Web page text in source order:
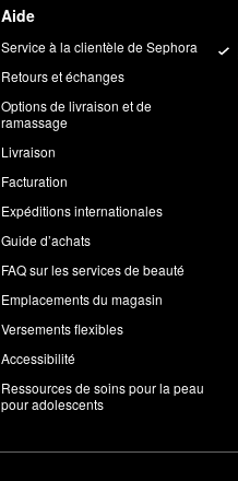
Aide
Service à la clientèle de Sephora
Retours et échanges
Options de livraison et de
ramassage
Livraison
Facturation
Expéditions internationales
Guide d’achats
FAQ sur les services de beauté
Emplacements du magasin
Versements flexibles
Accessibilité
Ressources de soins pour la peau
pour adolescents